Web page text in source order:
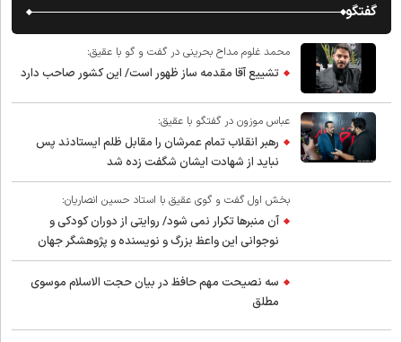
گفتگو
محمد غلوم مداح بحرینی در گفت و گو با عقیق:
تشییع آقا مقدمه ساز ظهور است/ این کشور صاحب دارد
عباس موزون در گفتگو با عقیق:
رهبر انقلاب تمام عمرشان را مقابل ظلم ایستادند پس
نباید از شهادت ایشان شگفت زده شد
بخش اول گفت و گوی عقیق با استاد حسین انصاریان:
آن منبرها تکرار نمی شود/ روایتی از دوران کودکی و
نوجوانی این واعظ بزرگ و نویسنده و پژوهشگر جهان
اسلام
سه نصیحت مهم حافظ در بیان حجت الاسلام موسوی
مطلق